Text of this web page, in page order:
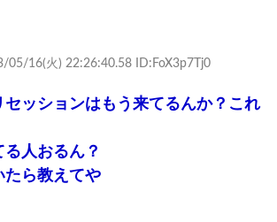
05/16(火) 22:26:40.58 ID:FoX3p7Tj0
セッションはもう来てるんか？これ
人おるん？
たら教えてや